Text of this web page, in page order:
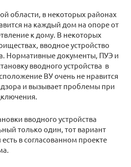
области, в некоторых районах
на каждый дом на опоре от
к дому. В некоторых
вводное устройство
Нормативные документы, ПУЭ и
вводного устройства в
ВУ очень не нравится
и вызывает проблемы при
вводного устройства
только один, тот вариант
в согласованном проекте